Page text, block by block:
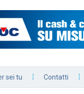
sei tu Contatti